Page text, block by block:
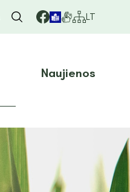
LT
Naujienos